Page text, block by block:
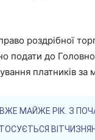
роздрібної
подати до
платників за
МАЙЖЕ РІК. З